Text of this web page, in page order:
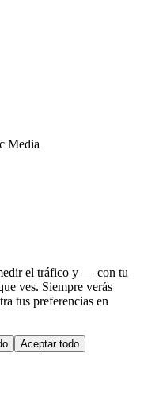
Media
el tráfico y — con tu
ves. Siempre verás
tus preferencias en
Aceptar todo